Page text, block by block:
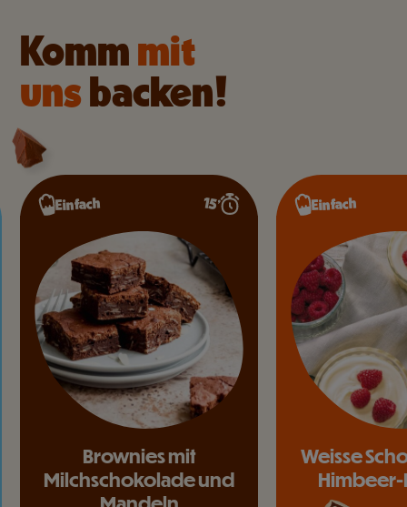
Kommmit
unsbacken!
Einfach 15’
Brownies mit
Milchschokolade und
Einfach
Weisse